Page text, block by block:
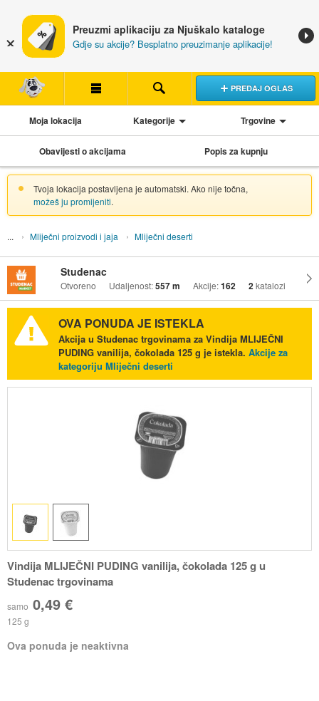
Preuzmi aplikaciju za Njuškalo kataloge
Gdje su akcije? Besplatno preuzimanje aplikacije!
PREDAJ OGLAS
Moja lokacija Kategorije Trgovine
Obavijesti o akcijama Popis za kupnju
Tvoja lokacija postavljena je automatski. Ako nije točna,
možeš ju promijeniti.
Mliječni proizvodi i jaja Mliječni deserti
Studenac
Otvoreno Udaljenost:557 m Akcije:162 2katalozi
OVA PONUDA JE ISTEKLA
Akcija u Studenac trgovinama za Vindija MLIJEČNI
PUDING vanilija, čokolada 125 g je istekla. Akcije za
kategoriju Mliječni deserti
Vindija MLIJEČNI PUDING vanilija, čokolada 125 g u
Studenac trgovinama
samo 0,49 €
125 g
Ova ponuda je neaktivna